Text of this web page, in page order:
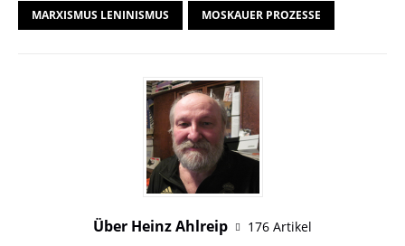
MARXISMUS LENINISMUS MOSKAUER PROZESSE
Über Heinz Ahlreip
176 Artikel